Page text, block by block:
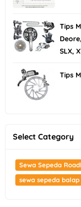
Tips
SLX,
Tips
Select Category
Sewa Sepeda
sewa sepeda balap